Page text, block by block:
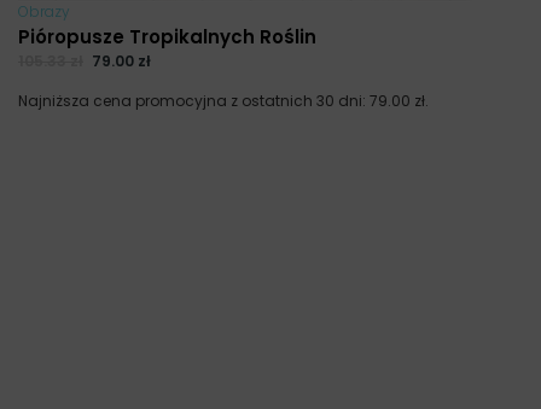
Obrazy
Pióropusze Tropikalnych Roślin
79.00 zł
Najniższa cena promocyjna z ostatnich 30 dni: 79.00 zł.